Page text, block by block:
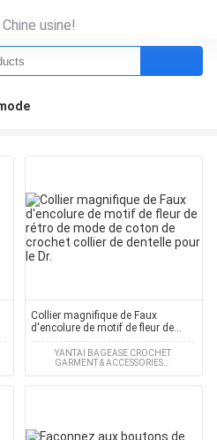
usine!
Collier magnifique de Faux
d'encolure de motif de fleur de
rétro de mode de coton de crochet
collier de dentelle pour le Dr.
YANTAI BAGEASE CROCHET
GARMENT & ACCESSORIES